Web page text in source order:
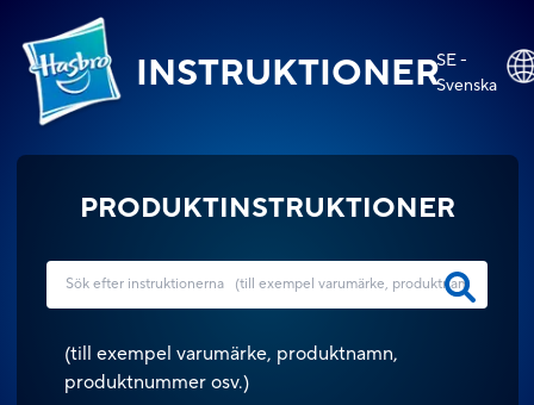
INSTRUKTIONERSE -
Svenska
PRODUKTINSTRUKTIONER
(till exempel varumärke, produktnamn,
produktnummer osv.)